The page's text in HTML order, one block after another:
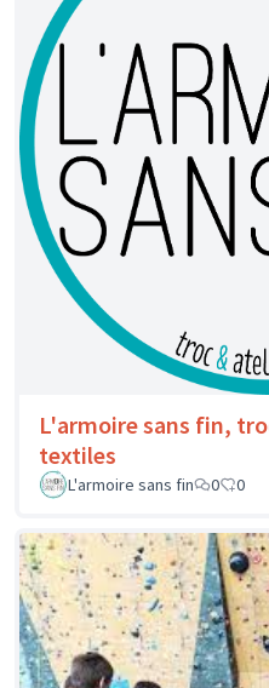
L'armoire sans fin,
textiles
L'armoire sans fin
0 0